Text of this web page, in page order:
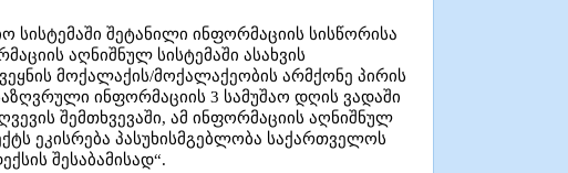
შეტანილი ინფორმაციის სისწორისა
აღნიშნულ სისტემაში ასახვის
მოქალაქის/მოქალაქეობის არმქონე პირის
ინფორმაციის 3 სამუშაო დღის ვადაში
შემთხვევაში, ამ ინფორმაციის აღნიშნულ
ეკისრება პასუხისმგებლობა საქართველოს
შესაბამისად“.